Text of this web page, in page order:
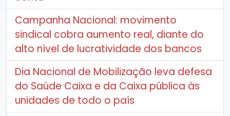
Campanha Nacional: movimento
sindical cobra aumento real, diante do
alto nível de lucratividade dos bancos
Dia Nacional de Mobilização leva defesa
do Saúde Caixa e da Caixa pública às
unidades de todo o país